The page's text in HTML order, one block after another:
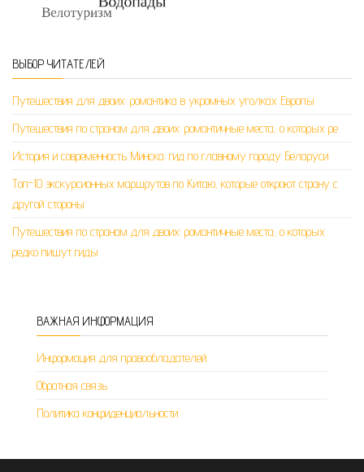
ВЫБОР ЧИТАТЕЛЕЙ
Путешествия для двоих: романтика в укромных уголках Европы
Путешествия по странам для двоих: романтичные места, о которых ре
История и современность Минска: гид по главному городу Беларуси
Топ-10 экскурсионных маршрутов по Китаю, которые откроют страну с
другой стороны
Путешествия по странам для двоих: романтичные места, о которых
редко пишут гиды
ВАЖНАЯ ИНФОРМАЦИЯ
Информация для правообладателей
Обратная связь
Политика конфиденциальности